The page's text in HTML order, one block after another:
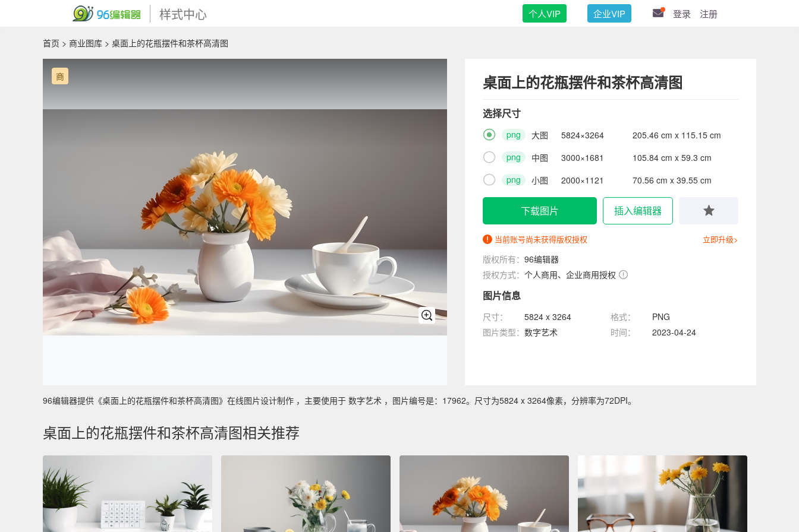
样式中心 个人VIP 企业VIP 登录 注册
首页 > 商业图库 > 桌面上的花瓶摆件和茶杯高清图
商 桌面上的花瓶摆件和茶杯高清图
选择尺寸
 png 大图 5824×3264 205.46 cm x 115.15 cm
 png 中图 3000×1681 105.84 cm x 59.3 cm
 png 小图 2000×1121 70.56 cm x 39.55 cm
下载图片 插入编辑器
当前账号尚未获得版权授权 立即升级>
版权所有： 96编辑器
授权方式： 个人商用、企业商用授权
图片信息
尺寸： 5824 x 3264 格式：
PNG
图片类型： 数字艺术 时间： 2023-04-24
96编辑器提供《桌面上的花瓶摆件和茶杯高清图》在线图片设计制作 ，主要使用于 数字艺术 ，图片编号是：17962。尺寸为5824 x 3264像素，分辨率为72DPI。
桌面上的花瓶摆件和茶杯高清图相关推荐